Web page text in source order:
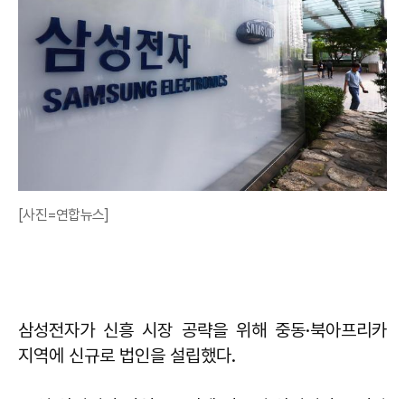
[사진=연합뉴스]
삼성전자가 신흥 시장 공략을 위해 중동·북아프리카
지역에 신규로 법인을 설립했다.